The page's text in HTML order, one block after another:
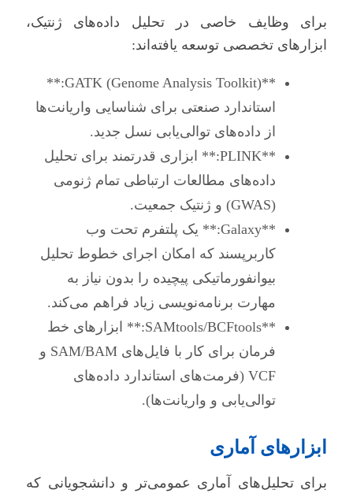
برای وظایف خاصی در تحلیل داده‌های ژنتیک،
ابزارهای تخصصی توسعه یافته‌اند:
**GATK (Genome Analysis Toolkit):**
استاندارد صنعتی برای شناسایی واریانت‌ها
از داده‌های توالی‌یابی نسل جدید.
**PLINK:** ابزاری قدرتمند برای تحلیل
داده‌های مطالعات ارتباطی تمام ژنومی
(GWAS) و ژنتیک جمعیت.
**Galaxy:** یک پلتفرم تحت وب
کاربرپسند که امکان اجرای خطوط تحلیل
بیوانفورماتیکی پیچیده را بدون نیاز به
مهارت برنامه‌نویسی زیاد فراهم می‌کند.
**SAMtools/BCFtools:** ابزارهای خط
فرمان برای کار با فایل‌های SAM/BAM و
VCF (فرمت‌های استاندارد داده‌های
توالی‌یابی و واریانت‌ها).
ابزارهای آماری
برای تحلیل‌های آماری عمومی‌تر و دانشجویانی که